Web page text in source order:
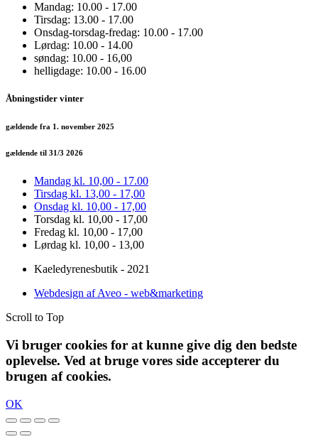
Mandag: 10.00 - 17.00
Tirsdag: 13.00 - 17.00
Onsdag-torsdag-fredag: 10.00 - 17.00
Lørdag: 10.00 - 14.00
søndag: 10.00 - 16,00
helligdage: 10.00 - 16.00
Åbningstider vinter
gældende fra 1. november 2025
gældende til 31/3 2026
Mandag kl. 10,00 - 17.00
Tirsdag kl. 13,00 - 17,00
Onsdag kl. 10,00 - 17,00
Torsdag kl. 10,00 - 17,00
Fredag kl. 10,00 - 17,00
Lørdag kl. 10,00 - 13,00
Kaeledyrenesbutik - 2021
Webdesign af Aveo - web&marketing
Scroll to Top
Vi bruger cookies for at kunne give dig den bedste
oplevelse. Ved at bruge vores side accepterer du
brugen af cookies.
OK